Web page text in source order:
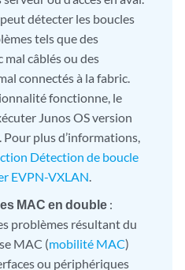
détecter les boucles
tels que des
câblés ou des
connectés à la fabric.
fonctionne, le
Junos OS version
plus d’informations,
Détection de boucle
EVPN-VXLAN.
MAC en double :
problèmes résultant du
MAC (mobilité MAC)
ou périphériques